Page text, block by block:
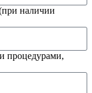
наличии
процедурами,